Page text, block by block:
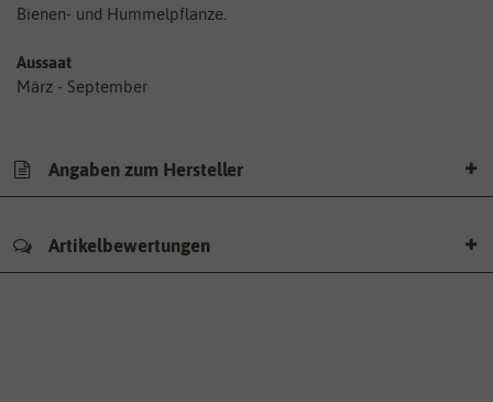
Bienen- und Hummelpflanze.
Aussaat
März - September
Angaben zum Hersteller
Artikelbewertungen